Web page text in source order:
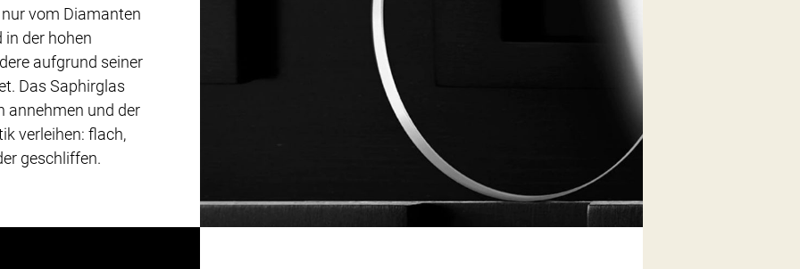
vom Diamanten
in der hohen
aufgrund seiner
Das Saphirglas
annehmen und der
verleihen: flach,
geschliffen.